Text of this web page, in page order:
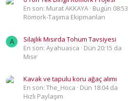
En son: Murat AKKAYA Bugün 08:53
Römork-Taşıma Ekipmanları
A
Silajlık Mısırda Tohum Tavsiyesi
En son: Ayahuasca
Dün 20:15 da
Mısır
Kavak ve tapulu koru ağaç alımı
En son: The_Hoca
Dün 18:04 da
Hızlı Paylaşım